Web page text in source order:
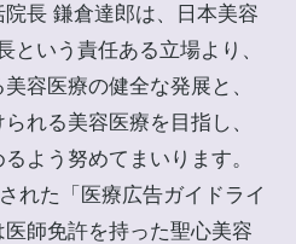
長 鎌倉達郎は、日本美容
という責任ある立場より、
容医療の健全な発展と、
れる美容医療を目指し、
よう努めてまいります。
れた「医療広告ガイドライ
師免許を持った聖心美容